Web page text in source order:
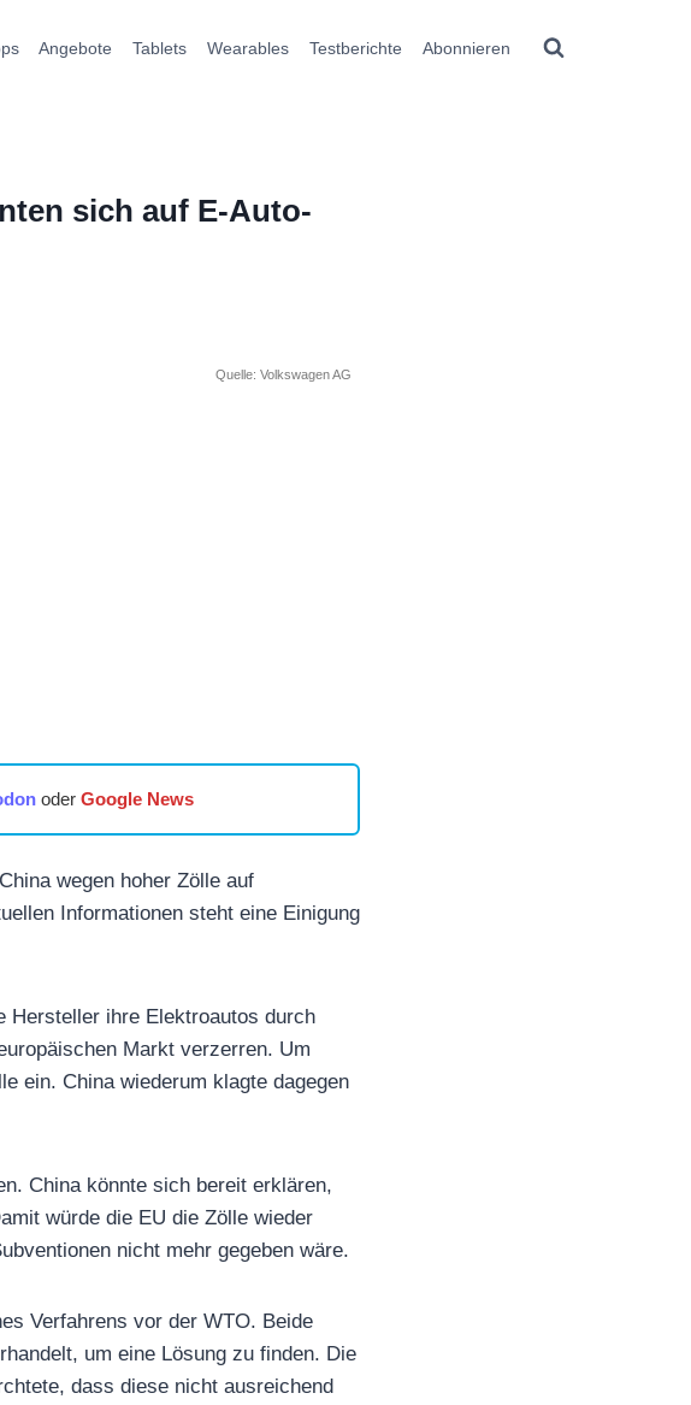
Angebote Tablets Wearables Testberichte Abonnieren
sich auf E-Auto-
Quelle: Volkswagen AG
oder Google News
wegen hoher Zölle auf
Informationen steht eine Einigung
Hersteller ihre Elektroautos durch
Markt verzerren. Um
ein. China wiederum klagte dagegen
China könnte sich bereit erklären,
würde die EU die Zölle wieder
nicht mehr gegeben wäre.
Verfahrens vor der WTO. Beide
um eine Lösung zu finden. Die
dass diese nicht ausreichend